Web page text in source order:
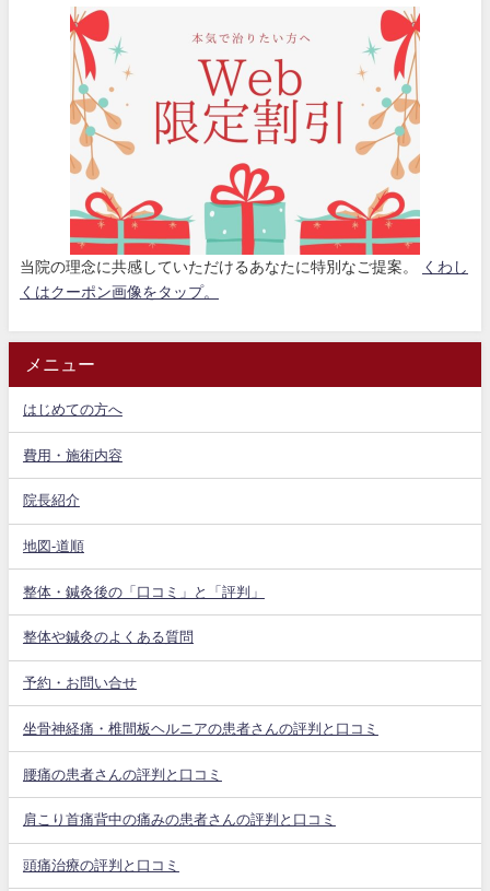
当院の理念に共感していただけるあなたに特別なご提案。
くわし
くはクーポン画像をタップ。
メニュー
はじめての方へ
費用・施術内容
院長紹介
地図-道順
整体・鍼灸後の「口コミ」と「評判」
整体や鍼灸のよくある質問
予約・お問い合せ
坐骨神経痛・椎間板ヘルニアの患者さんの評判と口コミ
腰痛の患者さんの評判と口コミ
肩こり首痛背中の痛みの患者さんの評判と口コミ
頭痛治療の評判と口コミ